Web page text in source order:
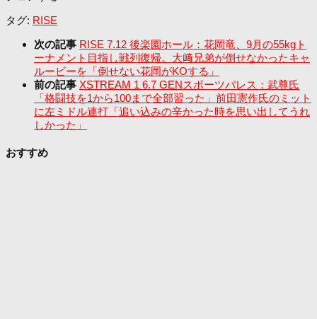
タグ: RISE
次の記事 RISE 7.12 後楽園ホール：花岡竜、9月の55kgト
ーナメント目指し戦列復帰。大﨑兄弟が倒せなかったキャ
ルービーを「倒せない花岡がKOする」
前の記事 XSTREAM 1 6.7 GENスポーツパレス：武尊氏
「格闘技を1から100まで全部習った」前田憲作氏のミット
に左ミドル連打「追い込みの辛かった時を思い出してうれ
しかった」
おすすめ